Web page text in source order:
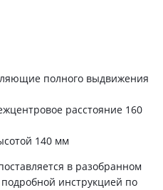
полного выдвижения
расстояние 160
140 мм
в разобранном
инструкцией по